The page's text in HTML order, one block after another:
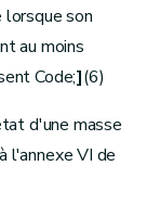
surveillance
[...](2)](1)
le 31.08.2019]
son
au moins
Code;](6)
d'une masse
l'annexe VI de